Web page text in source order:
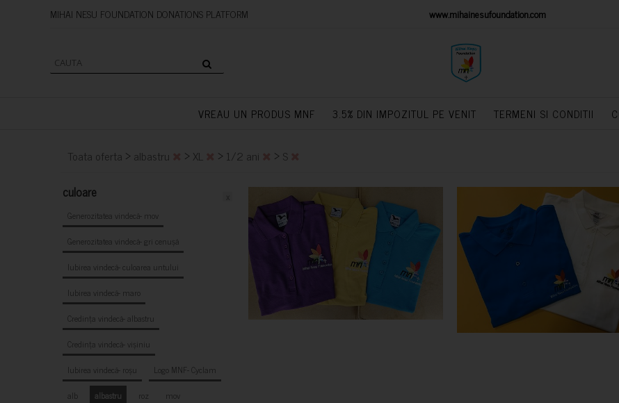
MIHAI NESU FOUNDATION DONATIONS PLATFORM www.mihainesufoundation.com
VREAU UN PRODUS MNF 3.5% DIN IMPOZITUL PE VENIT TERMENI SI CONDITII
Toata oferta > albastru > XL > 1/2 ani > S
culoare
Generozitatea vindecă- mov
Generozitatea vindecă- gri cenușă
Iubirea vindecă- culoarea untului
Iubirea vindecă- maro
Credința vindecă- albastru
Credința vindecă- vișiniu
Iubirea vindecă- roșu
Logo MNF- Cyclam
alb
albastru roz
mov
CUMPARA